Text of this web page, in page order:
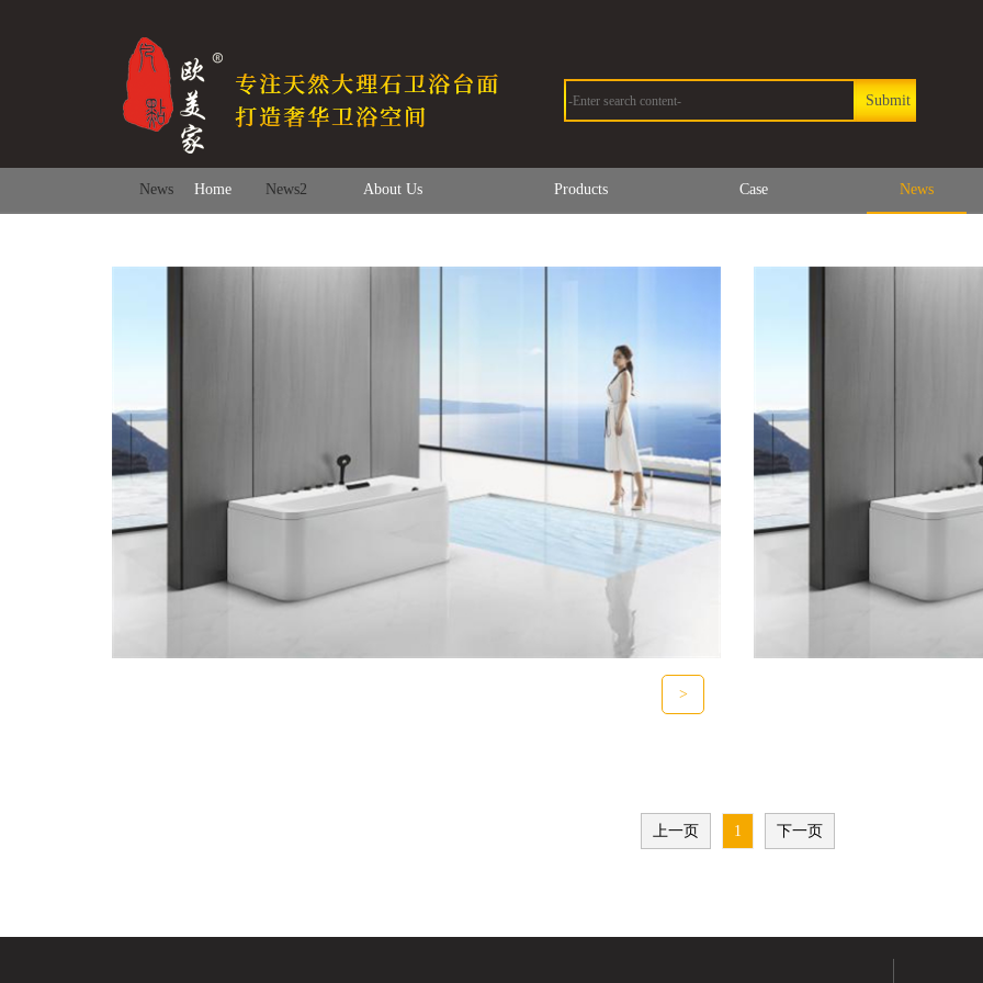
Home About Us Products Case News
News News2
>
上一页 1 下一页